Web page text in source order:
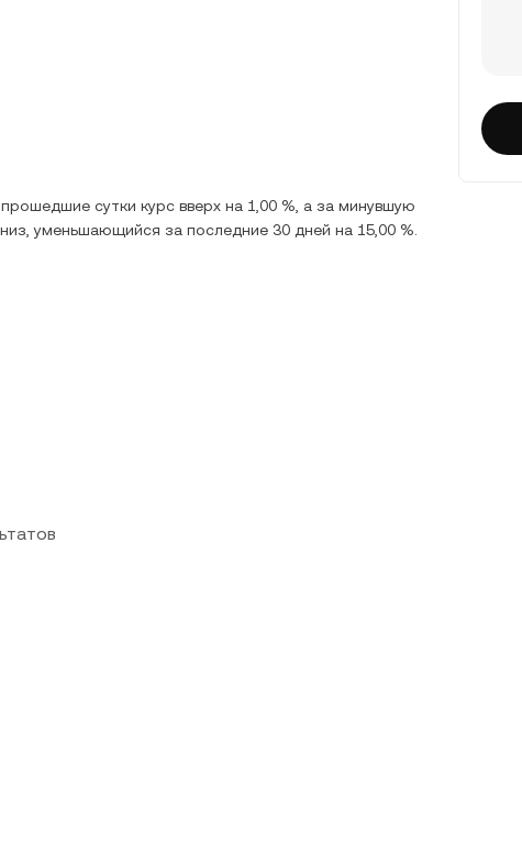
сутки курс вверх на 1,00 %, а за минувшую
уменьшающийся за последние 30 дней на 15,00 %.